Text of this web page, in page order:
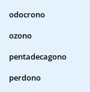
odocrono
ozono
pentadecagono
perdono